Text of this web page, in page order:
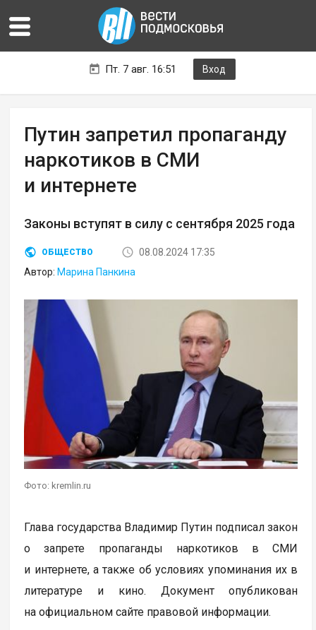
Пт. 7 авг. 16:51 Вход
Путин запретил пропаганду
наркотиков в СМИ
и интернете
Законы вступят в силу с сентября 2025 года
ОБЩЕСТВО
08.08.2024 17:35
Автор: Марина Панкина
Фото: kremlin.ru
Глава государства Владимир Путин подписал закон
о запрете пропаганды наркотиков в СМИ
и интернете, а также об условиях упоминания их в
литературе и кино. Документ опубликован
на официальном сайте правовой информации.